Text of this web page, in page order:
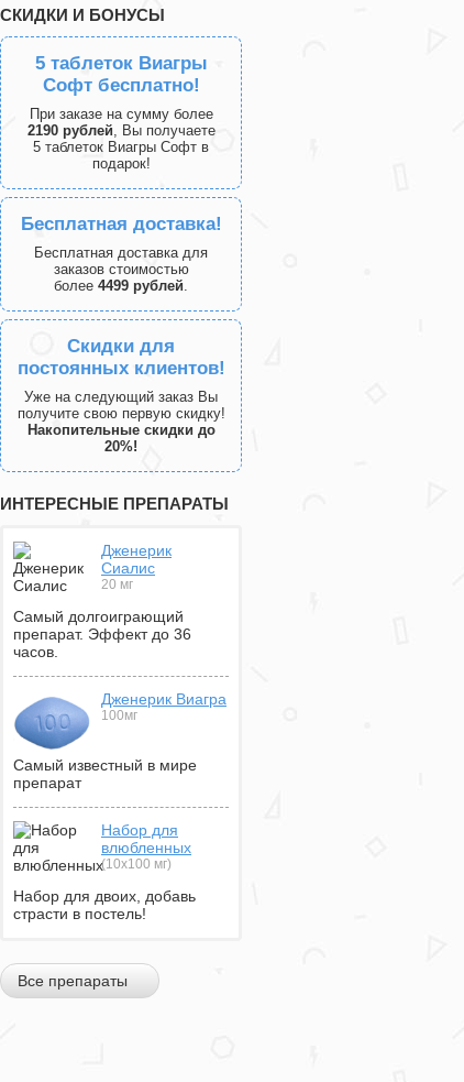
СКИДКИ И БОНУСЫ
5 таблеток Виагры
Софт бесплатно!
При заказе на сумму более
2190 рублей, Вы получаете
5 таблеток Виагры Софт в
подарок!
Бесплатная доставка!
Бесплатная доставка для
заказов стоимостью
более 4499 рублей.
Скидки для
постоянных клиентов!
Уже на следующий заказ Вы
получите свою первую скидку!
Накопительные скидки до
20%!
ИНТЕРЕСНЫЕ ПРЕПАРАТЫ
Дженерик
Сиалис
20 мг
Самый долгоиграющий
препарат. Эффект до 36
часов.
Дженерик Виагра
100мг
Самый известный в мире
препарат
Набор для
влюбленных
(10х100 мг)
Набор для двоих, добавь
страсти в постель!
Все препараты